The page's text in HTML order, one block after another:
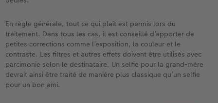
En règle générale, tout ce qui plaît est permis lors du
traitement. Dans tous les cas, il est conseillé d’apporter de
petites corrections comme l’exposition, la couleur et le
contraste. Les filtres et autres effets doivent être utilisés avec
parcimonie selon le destinataire. Un selfie pour la grand-mère
devrait ainsi être traité de manière plus classique qu’un selfie
pour un bon ami.